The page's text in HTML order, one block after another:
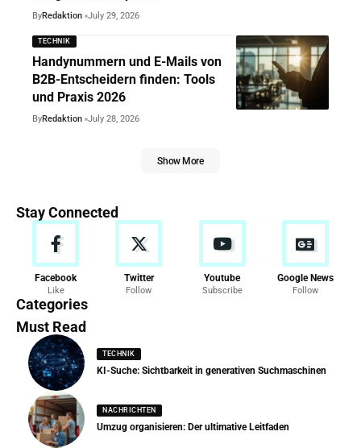
ByRedaktion July 29, 2026
TECHNIK
Handynummern und E-Mails von
B2B-Entscheidern finden: Tools
und Praxis 2026
ByRedaktion July 28, 2026
Show More
Stay Connected
Facebook
Like
Twitter
Follow
Youtube
Subscribe
Google News
Follow
Categories
Must Read
TECHNIK
KI-Suche: Sichtbarkeit in generativen Suchmaschinen
NACHRICHTEN
Umzug organisieren: Der ultimative Leitfaden